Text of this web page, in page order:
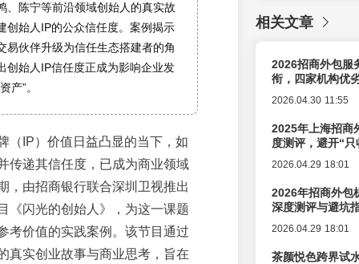
、陈宁等前沿领域创始人的真实故
创始人IP的公众信任度。案例揭示
易伙伴升级为信任生态搭建者的角
创始人IP信任度正成为影响企业发
产”。
（IP）价值日益凸显的当下，如
传递其信任度，已成为商业领域
，由招商银行联合深圳卫视推出
《闪光的创始人》，为这一课题
考价值的实践案例。该节目通过
真实创业故事与商业思考，旨在
相关文章
2026招商外包服
衔，四家机构优
2026.04.30 11:55
2025年上海招商
度测评，避开“
2026.04.29 18:01
2026年招商外包
深度测评与避坑
2026.04.29 18:01
茶颜悦色跨界试